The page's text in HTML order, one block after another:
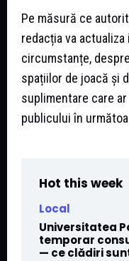
Pe măsură ce
redacția va
circumstanțe,
spațiilor de joacă și
suplimentare care
publicului în
Hot this week
Local
Universitatea
temporar
— ce clădiri